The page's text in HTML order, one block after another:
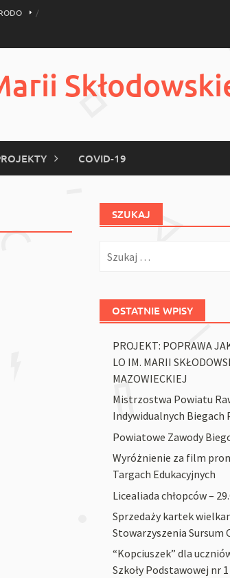
COVID-19
SZUKAJ
OSTATNIE WPISY
PROJEKT: POPRAWA
LO IM. MARII
MAZOWIECKIEJ
Mistrzostwa Powiatu
Indywidualnych Biegach
Powiatowe Zawody
Wyróżnienie za film
Targach Edukacyjnych
Licealiada chłopców –
Sprzedaży kartek
Stowarzyszenia Sursum
“Kopciuszek” dla
Szkoły Podstawowej nr